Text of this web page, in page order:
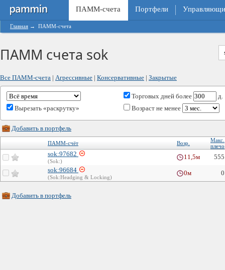
ПАММ-счета Портфели
Главная → ПАММ-счета
ПАММ счета sok
Все ПАММ-счета | Агрессивные | Консервативные | Закрытые
Торговых дней более
д.
Вырезать «раскрутку»
Возраст не менее
Добавить в портфель
ПАММ-счёт Возр.
Макс.
плечо
sok:97682
(Sok:)
11,5м
555
sok:96684
(Sok:Headging & Locking)
0м 0
Добавить в портфель